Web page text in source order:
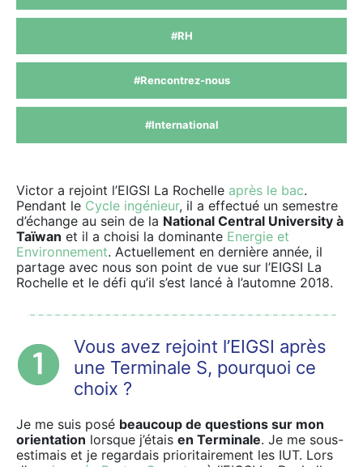
#RH
#Rencontrez-nous
#International
Victor a rejoint l’EIGSI La Rochelle après le bac.
Pendant le Cycle ingénieur, il a effectué un semestre
d’échange au sein de la National Central University à
Taïwan et il a choisi la dominante Energie et
Environnement. Actuellement en dernière année, il
partage avec nous son point de vue sur l’EIGSI La
Rochelle et le défi qu’il s’est lancé à l’automne 2018.
Vous avez rejoint l’EIGSI après
une Terminale S, pourquoi ce
choix ?
Je me suis posé beaucoup de questions sur mon
orientation lorsque j’étais en Terminale. Je me sous-
estimais et je regardais prioritairement les IUT. Lors